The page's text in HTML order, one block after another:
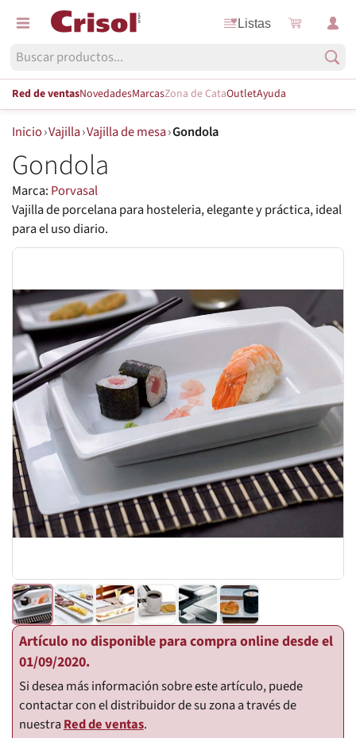
Listas
Red de ventasNovedadesMarcasZona de CataOutletAyuda
Inicio›Vajilla›Vajilla de mesa›Gondola
Gondola
Marca: Porvasal
Vajilla de porcelana para hosteleria, elegante y práctica, ideal
para el uso diario.
Artículo no disponible para compra online desde el
01/09/2020.
Si desea más información sobre este artículo, puede
contactar con el distribuidor de su zona a través de
nuestraRed de ventas.